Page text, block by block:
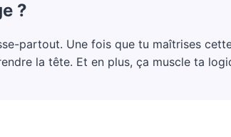
?
partout. Une fois que tu maîtrises
la tête. Et en plus, ça muscle ta